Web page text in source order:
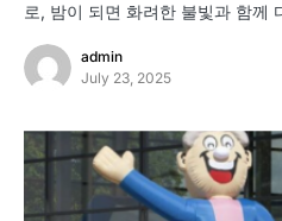
로, 밤이 되면 화려한 불빛과 함께
admin
July 23, 2025